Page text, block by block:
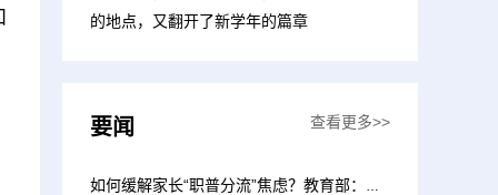
的地点，又翻开了新学年的篇章
要闻 查看更多>>
如何缓解家长“职普分流”焦虑？教育部：新建优质普通高中 增加招生计划